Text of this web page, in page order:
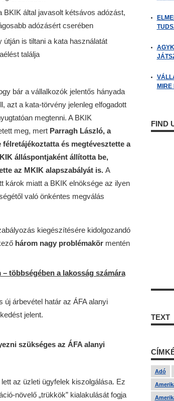
BKIK által javasolt kétsávos adózást,
adózásért cserében
is tiltani a kata használatát
találja
bár a vállalkozók jelentős hányada
azt a kata-törvény jelenleg elfogadott
megtenni. A BKIK
meg, mert Parragh László, a
és megtévesztette a
álláspontjaként állította be,
az MKIK alapszabályát is.A
károk miatt a BKIK elnöksége az ilyen
való önkéntes megválás
kiegészítésére kidolgozandó
három nagy problémakörmentén
többségében a lakosság számára
árbevétel határ az ÁFA alanyi
jelent.
szükséges az ÁFA alanyi
az üzleti ügyfelek kiszolgálása. Ez
növelő „trükkök” kialakulását fogja
MIRE
FIND
TEXT
Adó